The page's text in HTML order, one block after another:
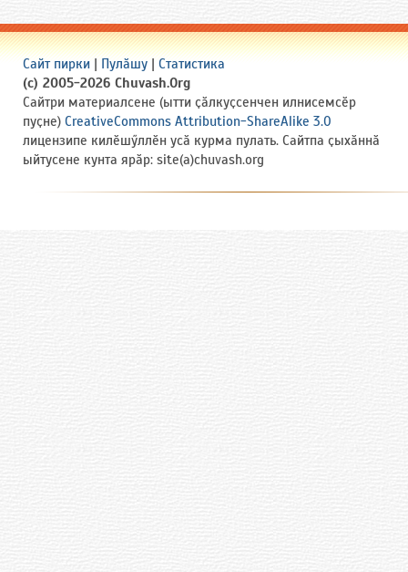
Сайт пирки | Пулӑшу | Статистика
(c) 2005-2026 Chuvash.Org
Сайтри материалсене (ытти ҫӑлкуҫсенчен илнисемсӗр
пуҫне) CreativeCommons Attribution-ShareAlike 3.0
лицензипе килӗшӳллӗн усӑ курма пулать. Сайтпа ҫыхӑннӑ
ыйтусене кунта ярӑр: site(a)chuvash.org